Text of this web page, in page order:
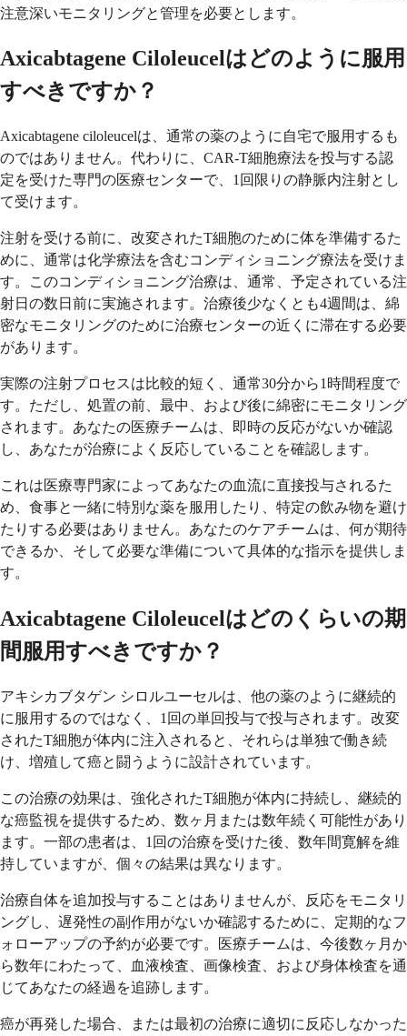
注意深いモニタリングと管理を必要とします。
Axicabtagene Ciloleucelはどのように服用
すべきですか？
Axicabtagene ciloleucelは、通常の薬のように自宅で服用するも
のではありません。代わりに、CAR-T細胞療法を投与する認
定を受けた専門の医療センターで、1回限りの静脈内注射とし
て受けます。
注射を受ける前に、改変されたT細胞のために体を準備するた
めに、通常は化学療法を含むコンディショニング療法を受けま
す。このコンディショニング治療は、通常、予定されている注
射日の数日前に実施されます。治療後少なくとも4週間は、綿
密なモニタリングのために治療センターの近くに滞在する必要
があります。
実際の注射プロセスは比較的短く、通常30分から1時間程度で
す。ただし、処置の前、最中、および後に綿密にモニタリング
されます。あなたの医療チームは、即時の反応がないか確認
し、あなたが治療によく反応していることを確認します。
これは医療専門家によってあなたの血流に直接投与されるた
め、食事と一緒に特別な薬を服用したり、特定の飲み物を避け
たりする必要はありません。あなたのケアチームは、何が期待
できるか、そして必要な準備について具体的な指示を提供しま
す。
Axicabtagene Ciloleucelはどのくらいの期
間服用すべきですか？
アキシカブタゲン シロルユーセルは、他の薬のように継続的
に服用するのではなく、1回の単回投与で投与されます。改変
されたT細胞が体内に注入されると、それらは単独で働き続
け、増殖して癌と闘うように設計されています。
この治療の効果は、強化されたT細胞が体内に持続し、継続的
な癌監視を提供するため、数ヶ月または数年続く可能性があり
ます。一部の患者は、1回の治療を受けた後、数年間寛解を維
持していますが、個々の結果は異なります。
治療自体を追加投与することはありませんが、反応をモニタリ
ングし、遅発性の副作用がないか確認するために、定期的なフ
ォローアップの予約が必要です。医療チームは、今後数ヶ月か
ら数年にわたって、血液検査、画像検査、および身体検査を通
じてあなたの経過を追跡します。
癌が再発した場合、または最初の治療に適切に反応しなかった